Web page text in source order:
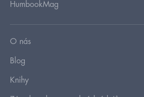
HumbookMag
O nás
Blog
Knihy